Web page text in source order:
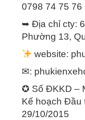
0798 74 75 76
➥ Địa chỉ cty:
Phường 13,
website:
✉:
✪ Số ĐKKD –
Kế hoạch Đầu
29/10/2015